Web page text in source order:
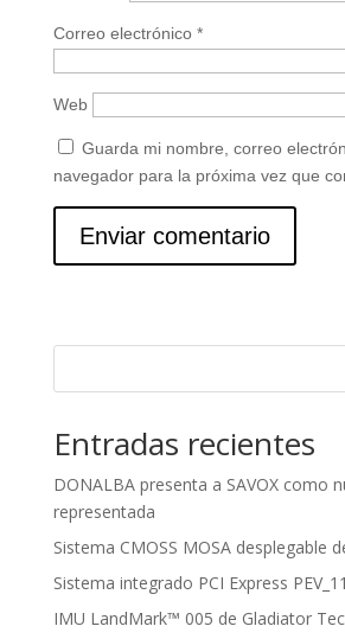
Correo electrónico *
Web
Guarda mi nombre, correo
navegador para la próxima vez que
Entradas recientes
DONALBA presenta a SAVOX como
representada
Sistema CMOSS MOSA desplegable
Sistema integrado PCI Express
IMU LandMark™ 005 de Gladiator